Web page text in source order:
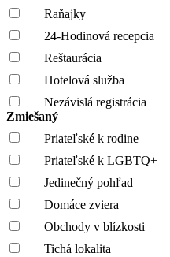
Raňajky
24-Hodinová recepcia
Reštaurácia
Hotelová služba
Nezávislá registrácia
Zmiešaný
Priateľské k rodine
Priateľské k LGBTQ+
Jedinečný pohľad
Domáce zviera
Obchody v blízkosti
Tichá lokalita